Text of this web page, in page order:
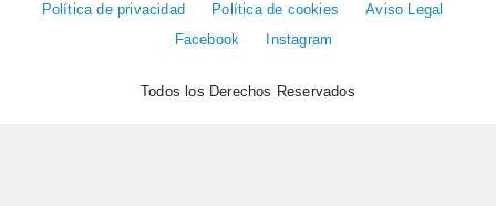
Política de privacidad Política de cookies
Aviso Legal
Facebook
Instagram
Todos los Derechos Reservados